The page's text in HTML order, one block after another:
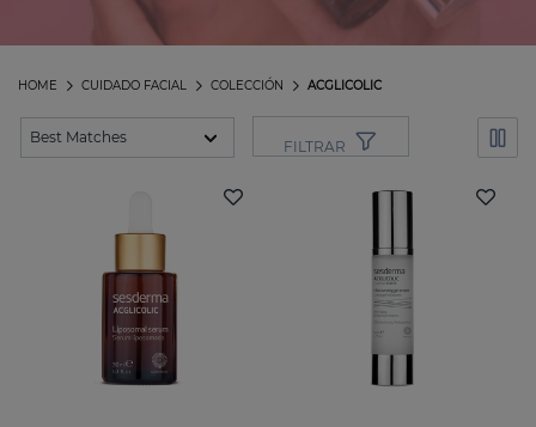
ACGLICOLIC
COLECCIÓN
CUIDADO FACIAL
HOME
FILTRAR